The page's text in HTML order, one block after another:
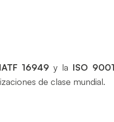
IATF 16949 y la ISO 9001
de clase mundial.